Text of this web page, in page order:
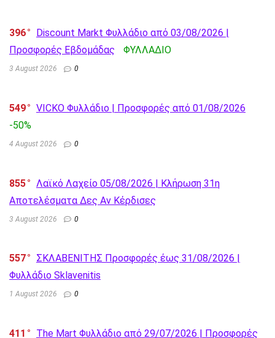
396
Discount Markt Φυλλάδιο από 03/08/2026 |
Προσφορές Εβδομάδας
ΦΥΛΛΑΔΙΟ
3 August 2026 0
549
VICKO Φυλλάδιο | Προσφορές από 01/08/2026
-50%
4 August 2026 0
855
Λαϊκό Λαχείο 05/08/2026 | Κλήρωση 31η
Αποτελέσματα Δες Αν Κέρδισες
3 August 2026 0
557
ΣΚΛΑΒΕΝΙΤΗΣ Προσφορές έως 31/08/2026 |
Φυλλάδιο Sklavenitis
1 August 2026 0
411
The Mart Φυλλάδιο από 29/07/2026 | Προσφορές